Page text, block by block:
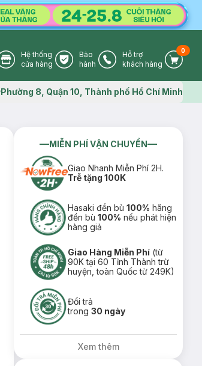
Store Icon
Hệ thống
cửa hàng
Warranty Icon
Bảo
hành
Phone Icon
Hỗ trợ
khách hàng
Cart
0
Map icon
Phường 8, Quận 10, Thành phố Hồ Chí Minh
MIỄN PHÍ VẬN CHUYỂN
Giao Nhanh Miễn Phí 2H.
Trễ tặng 100K
Hasaki đền bù100% hãng
đền bù100% nếu phát hiện
hàng giả
Giao Hàng Miễn Phí (từ
90K tại 60 Tỉnh Thành trừ
huyện, toàn Quốc từ 249K)
Đổi trả
trong30 ngày
Xem thêm